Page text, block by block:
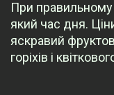
При
який час дня.
яскравий
горіхів і